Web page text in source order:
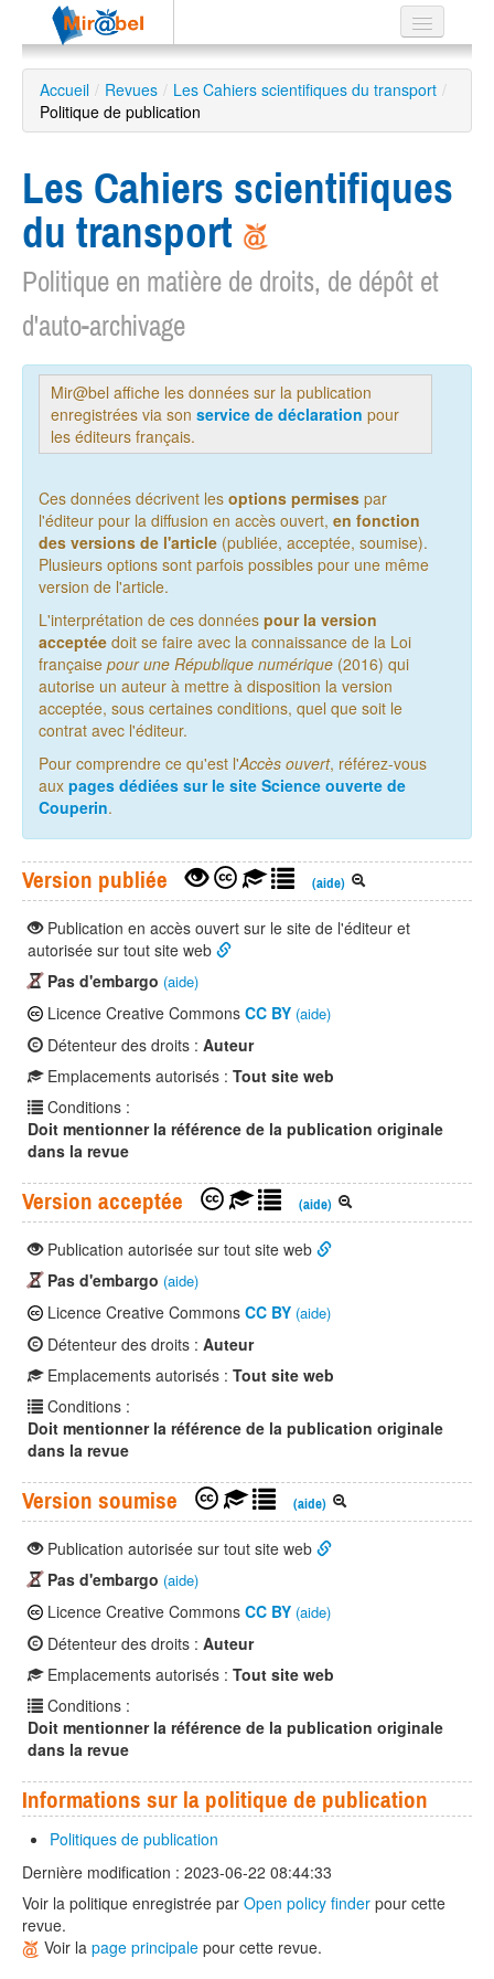
Le réseau
Soutien
Recherche
avancée
EN
?
Accueil / Revues / Les Cahiers scientifiques du transport /
Politique de publication
Les Cahiers scientifiques
du transport
Politique en matière de droits, de dépôt et
d'auto-archivage
Mir@bel affiche les données sur la publication
enregistrées via son service de déclaration pour
les éditeurs français.
Ces données décrivent les options permises par
l'éditeur pour la diffusion en accès ouvert, en fonction
des versions de l'article (publiée, acceptée, soumise).
Plusieurs options sont parfois possibles pour une même
version de l'article.
L'interprétation de ces données pour la version
acceptée doit se faire avec la connaissance de la Loi
française pour une République numérique (2016) qui
autorise un auteur à mettre à disposition la version
acceptée, sous certaines conditions, quel que soit le
contrat avec l'éditeur.
Pour comprendre ce qu'est l'Accès ouvert, référez-vous
aux pages dédiées sur le site Science ouverte de
Couperin.
Version publiée (aide)
Publication en accès ouvert sur le site de l'éditeur et
autorisée sur tout site web
Pas d'embargo (aide)
Licence Creative Commons CC BY (aide)
Détenteur des droits : Auteur
Emplacements autorisés : Tout site web
Conditions :
Doit mentionner la référence de la publication originale
dans la revue
Version acceptée (aide)
Publication autorisée sur tout site web
Pas d'embargo (aide)
Licence Creative Commons CC BY (aide)
Détenteur des droits : Auteur
Emplacements autorisés : Tout site web
Conditions :
Doit mentionner la référence de la publication originale
dans la revue
Version soumise (aide)
Publication autorisée sur tout site web
Pas d'embargo (aide)
Licence Creative Commons CC BY (aide)
Détenteur des droits : Auteur
Emplacements autorisés : Tout site web
Conditions :
Doit mentionner la référence de la publication originale
dans la revue
Informations sur la politique de publication
Politiques de publication
Dernière modification : 2023-06-22 08:44:33
Voir la politique enregistrée par Open policy finder pour cette
revue.
Voir la page principale pour cette revue.